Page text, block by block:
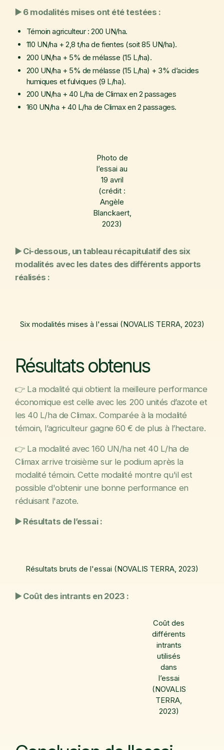
▶️ 6 modalités mises ont été testées :
Témoin agriculteur : 200 UN/ha.
110 UN/ha + 2,8 t/ha de fientes (soit 85 UN/ha).
200 UN/ha + 5% de mélasse (15 L/ha).
200 UN/ha + 5% de mélasse (15 L/ha) + 3% d’acides
humiques et fulviques (9 L/ha).
200 UN/ha + 40 L/ha de Climax en 2 passages
160 UN/ha + 40 L/ha de Climax en 2 passages.
Photo de
l’essai au
19 avril
(crédit :
Angèle
Blanckaert,
2023)
▶️ Ci-dessous, un tableau récapitulatif des six
modalités avec les dates des différents apports
réalisés :
Six modalités mises à l'essai (NOVALIS TERRA, 2023)
Résultats obtenus
👉 La modalité qui obtient la meilleure performance
économique est celle avec les 200 unités d’azote et
les 40 L/ha de Climax. Comparée à la modalité
témoin, l’agriculteur gagne 60 € de plus à l’hectare.
👉 La modalité avec 160 UN/ha net 40 L/ha de
Climax arrive troisième sur le podium après la
modalité témoin. Cette modalité montre qu'il est
possible d'obtenir une bonne performance en
réduisant l'azote.
▶️ Résultats de l’essai :
Résultats bruts de l'essai (NOVALIS TERRA, 2023)
▶️ Coût des intrants en 2023 :
Coût des
différents
intrants
utilisés
dans
l’essai
(NOVALIS
TERRA,
2023)